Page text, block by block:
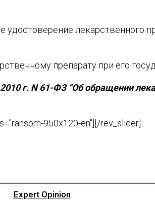
лекарственного
препарату при его
г. N 61-ФЗ “Об обращении
950x120-en"][/rev_slider]
Expert Opinion